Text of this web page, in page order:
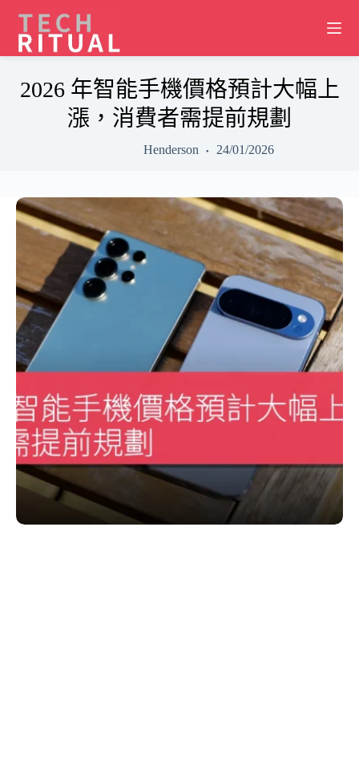
content
2026 年智能手機價格預計大幅上
漲，消費者需提前規劃
Henderson 24/01/2026